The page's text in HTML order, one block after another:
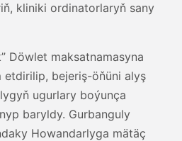
kliniki ordinatorlaryň sany
Döwlet maksatnamasyna
bejeriş-öňüni alyş
ugurlary boýunça
baryldy. Gurbanguly
Howandarlyga mätäç